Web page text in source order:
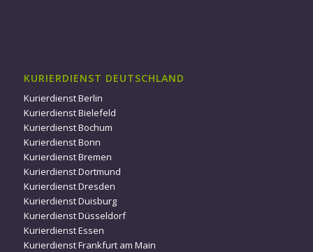
KURIERDIENST DEUTSCHLAND
Kurierdienst Berlin
Kurierdienst Bielefeld
Kurierdienst Bochum
Kurierdienst Bonn
Kurierdienst Bremen
Kurierdienst Dortmund
Kurierdienst Dresden
Kurierdienst Duisburg
Kurierdienst Düsseldorf
Kurierdienst Essen
Kurierdienst Frankfurt am Main